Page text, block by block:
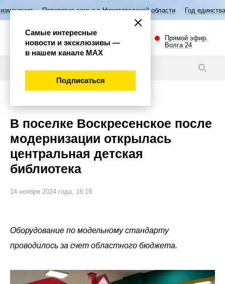
Пятилетие семьи в Нижегородской области Год единства народов
Прямой эфир.
Волга 24
В поселке Воскресенское после
модернизации открылась
центральная детская
библиотека
14 ноября 2024 года, 16:19
Оборудование по модельному стандарту
проводилось за счет областного бюджета.
Самые интересные
новости и эксклюзивы —
в нашем канале МАХ
Подписаться